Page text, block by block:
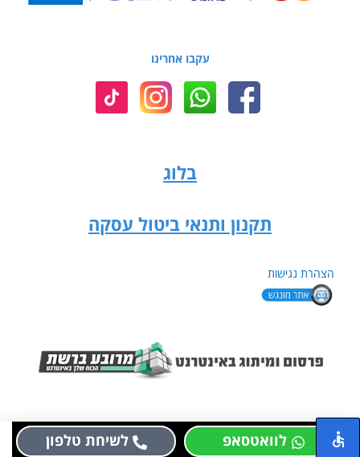
עקבו אחרינו
בלוג
תקנון ותנאי ביטול עסקה
הצהרת נגישות
לוואטסאפ לשיחת טלפון